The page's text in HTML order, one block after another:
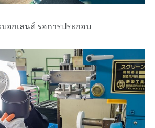
อกเลนส์ รอการประกอบ